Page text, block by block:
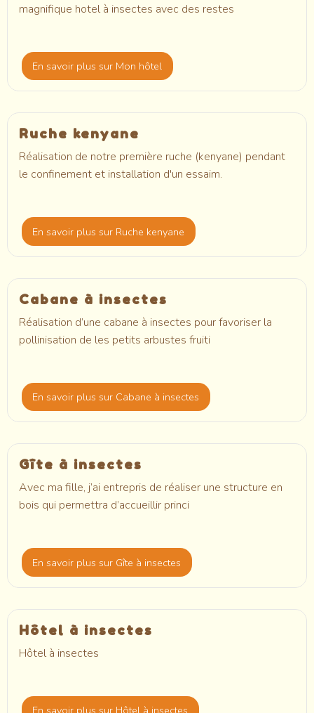
magnifique hotel à insectes avec des restes
En savoir plussur Mon hôtel
Ruche kenyane
Réalisation de notre première ruche (kenyane) pendant
le confinement et installation d'un essaim.
En savoir plussur Ruche kenyane
Cabane à insectes
Réalisation d’une cabane à insectes pour favoriser la
pollinisation de les petits arbustes fruiti
En savoir plussur Cabane à insectes
Gîte à insectes
Avec ma fille, j’ai entrepris de réaliser une structure en
bois qui permettra d’accueillir princi
En savoir plussur Gîte à insectes
Hôtel à insectes
Hôtel à insectes